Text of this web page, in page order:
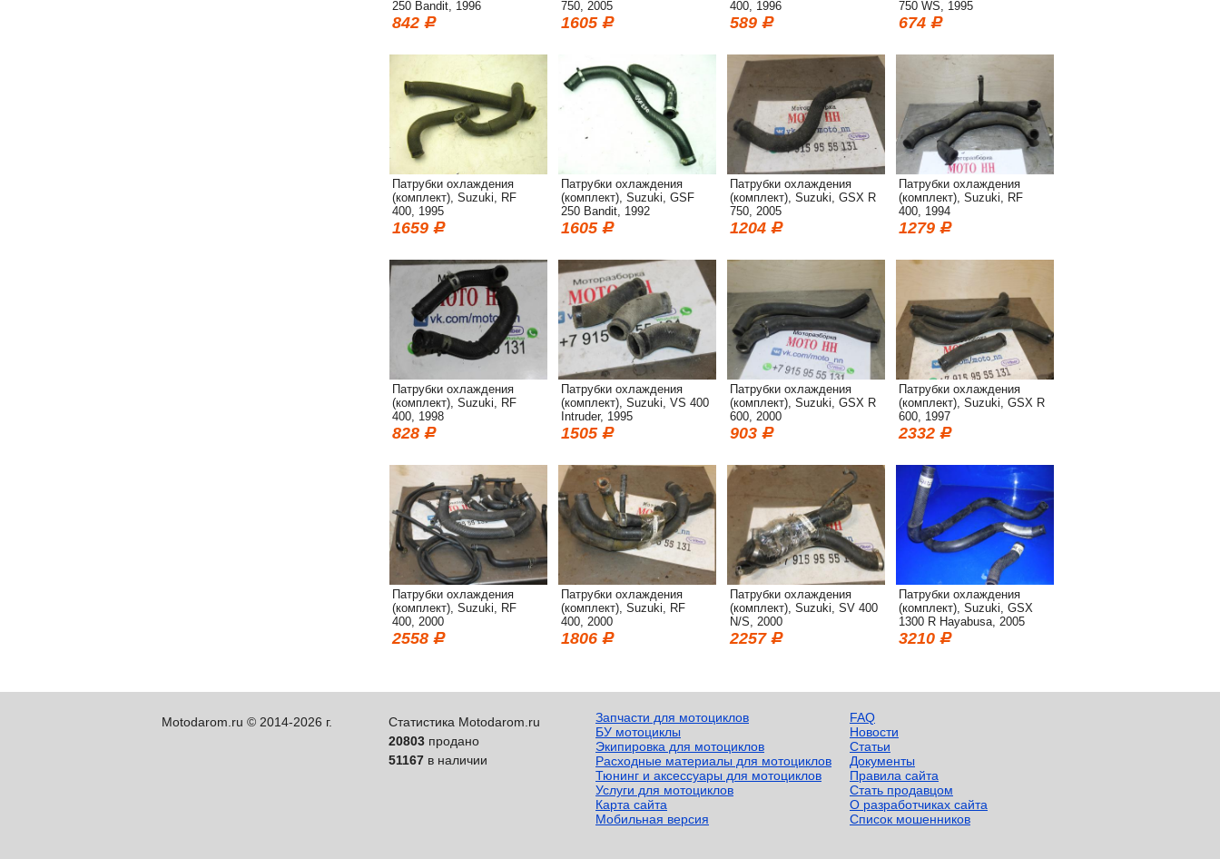
250 Bandit, 1996
842
750, 2005
1605
400, 1996
589
750 WS, 1995
674
Патрубки охлаждения
(комплект), Suzuki, RF
400, 1995
1659
Патрубки охлаждения
(комплект), Suzuki, GSF
250 Bandit, 1992
1605
Патрубки охлаждения
(комплект), Suzuki, GSX R
750, 2005
1204
Патрубки охлаждения
(комплект), Suzuki, RF
400, 1994
1279
Патрубки охлаждения
(комплект), Suzuki, RF
400, 1998
828
Патрубки охлаждения
(комплект), Suzuki, VS 400
Intruder, 1995
1505
Патрубки охлаждения
(комплект), Suzuki, GSX R
600, 2000
903
Патрубки охлаждения
(комплект), Suzuki, GSX R
600, 1997
2332
Патрубки охлаждения
(комплект), Suzuki, RF
400, 2000
2558
Патрубки охлаждения
(комплект), Suzuki, RF
400, 2000
1806
Патрубки охлаждения
(комплект), Suzuki, SV 400
N/S, 2000
2257
Патрубки охлаждения
(комплект), Suzuki, GSX
1300 R Hayabusa, 2005
3210
Motodarom.ru © 2014-2026 г.
Статистика Motodarom.ru
20803 продано
51167 в наличии
Запчасти для мотоциклов
БУ мотоциклы
Экипировка для мотоциклов
Расходные материалы для мотоциклов
Тюнинг и аксессуары для мотоциклов
Услуги для мотоциклов
Карта сайта
Мобильная версия
FAQ
Новости
Статьи
Документы
Правила сайта
Стать продавцом
О разработчиках сайта
Список мошенников